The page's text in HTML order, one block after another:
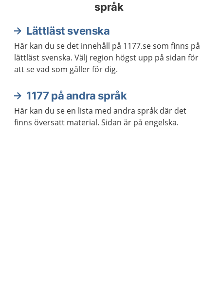
språk
Lättläst svenska
Här kan du se det innehåll på 1177.se som finns på
lättläst svenska. Välj region högst upp på sidan för
att se vad som gäller för dig.
1177 på andra språk
Här kan du se en lista med andra språk där det
finns översatt material. Sidan är på engelska.